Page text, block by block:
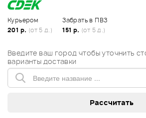
Курьером
201 р. (от 5 д.)
Забрать в ПВЗ
151 р. (от 5 д.)
Введите ваш город чтобы уточнить
варианты доставки